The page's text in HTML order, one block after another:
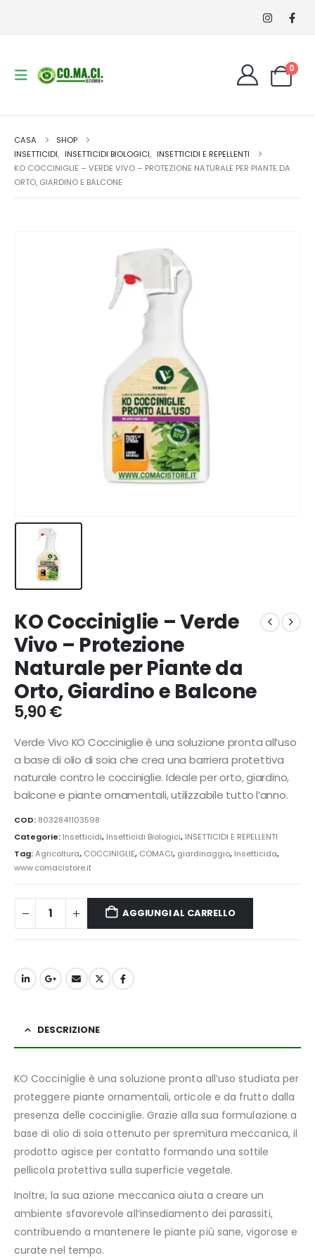
0
CASA
SHOP
INSETTICIDI, INSETTICIDI BIOLOGICI, INSETTICIDI E REPELLENTI
KO COCCINIGLIE – VERDE VIVO – PROTEZIONE NATURALE PER PIANTE DA
ORTO, GIARDINO E BALCONE
KO Cocciniglie – Verde
Vivo – Protezione
Naturale per Piante da
Orto, Giardino e Balcone
5,90€
Verde Vivo KO Cocciniglie è una soluzione pronta all’uso
a base di olio di soia che crea una barriera protettiva
naturale contro le cocciniglie. Ideale per orto, giardino,
balcone e piante ornamentali, utilizzabile tutto l’anno.
COD: 8032841103598
Categorie: Insetticidi, Insetticidi Biologici, INSETTICIDI E REPELLENTI
Tag:Agricoltura, COCCINIGLIE, COMACI, giardinaggio, Insetticida,
www.comacistore.it
AGGIUNGI AL CARRELLO
DESCRIZIONE
KO Cocciniglie è una soluzione pronta all’uso studiata per
proteggere piante ornamentali, orticole e da frutto dalla
presenza delle cocciniglie. Grazie alla sua formulazione a
base di olio di soia ottenuto per spremitura meccanica, il
prodotto agisce per contatto formando una sottile
pellicola protettiva sulla superficie vegetale.
Inoltre, la sua azione meccanica aiuta a creare un
ambiente sfavorevole all’insediamento dei parassiti,
contribuendo a mantenere le piante più sane, vigorose e
curate nel tempo.